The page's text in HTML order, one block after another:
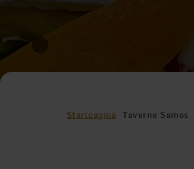
Startpagina Taverne Samos